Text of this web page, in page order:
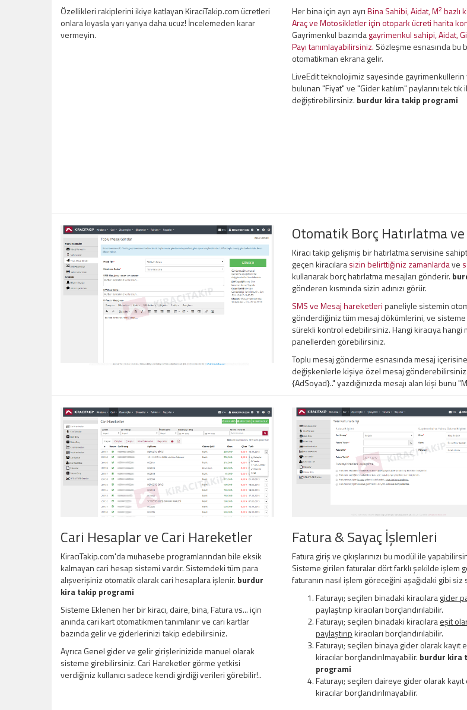
Özellikleri rakiplerini ikiye katlayan KiraciTakip.com ücretleri
onlara kıyasla yarı yarıya daha ucuz! İncelemeden karar
vermeyin.
Her bina için ayrı ayrıBina Sahibi, Aidat, M2 bazlı
Araç ve Motosikletler için otopark ücreti harita
Gayrimenkul bazındagayrimenkul sahipi, Aidat,
Payı tanımlayabilirsiniz. Sözleşme esnasında bu
otomatikman ekrana gelir.
LiveEdit teknolojimiz sayesinde gayrimenkullerin
bulunan "Fiyat" ve "Gider katılım" paylarını tek tık
değiştirebilirsiniz. burdur kira takip programi
Otomatik Borç Hatırlatma
Kiracı takip gelişmiş bir hatırlatma servisine
geçen kiracılarasizin belirttiğiniz zamanlardave
kullanarak borç hatırlatma mesajları gönderir.
gönderen kısmında sizin adınızı görür.
SMS ve Mesaj hareketleripaneliyle sistemin
gönderdiğiniz tüm mesaj dökümlerini, ve
sürekli kontrol edebilirsiniz. Hangi kiracıya hangi
panellerden görebilirsiniz.
Toplu mesaj gönderme esnasında mesaj
değişkenlerle kişiye özel mesaj
{AdSoyad}.." yazdığınızda mesajı alan kişi bunu
Cari Hesaplar ve Cari Hareketler
KiracıTakip.com'da muhasebe programlarından bile eksik
kalmayan cari hesap sistemi vardır. Sistemdeki tüm para
alışverişiniz otomatik olarak cari hesaplara işlenir. burdur
kira takip programi
Sisteme Eklenen her bir kiracı, daire, bina, Fatura vs... için
anında cari kart otomatikmen tanımlanır ve cari kartlar
bazında gelir ve giderlerinizi takip edebilirsiniz.
Ayrıca Genel gider ve gelir girişlerinizide manuel olarak
sisteme girebilirsiniz. Cari Hareketler görme yetkisi
verdiğiniz kullanıcı sadece kendi girdiği verileri görebilir!..
Fatura & Sayaç İşlemleri
Fatura giriş ve çıkışlarınızı bu modül ile
Sisteme girilen faturalar dört farklı şekilde işlem
faturanın nasıl işlem göreceğini aşağıdaki gibi
Faturayı; seçilen binadaki kiracılaragider
paylaştırıp kiracıları borçlandırılabilir.
Faturayı; seçilen binadaki kiracılaraeşit
paylaştırıpkiracıları borçlandırılabilir.
Faturayı; seçilen binaya gider olarak kayıt
kiracılar borçlandırılmayabilir. burdur kira
programi
Faturayı; seçilen daireye gider olarak
kiracılar borçlandırılmayabilir.